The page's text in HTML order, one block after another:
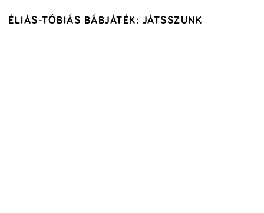
ÉLIÁS-TÓBIÁS BÁBJÁTÉK: JÁTSSZUNK